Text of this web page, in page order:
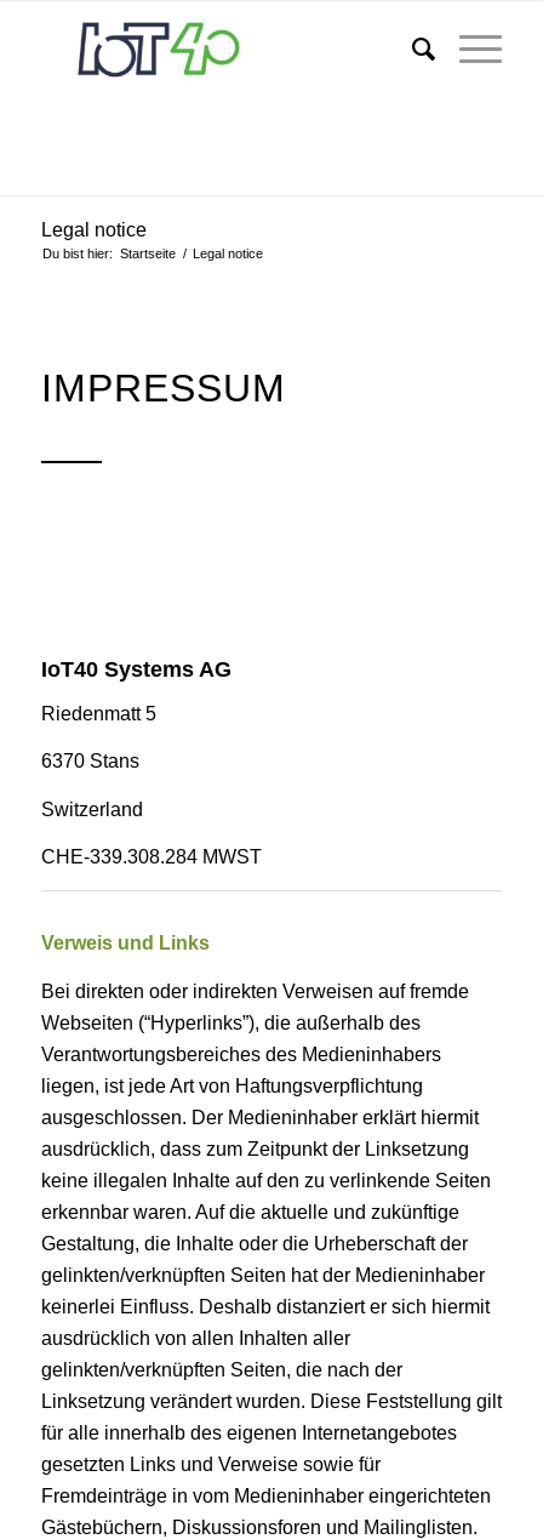
Legal notice
Du bist hier: Startseite / Legal notice
IMPRESSUM
IoT40 Systems AG
Riedenmatt 5
6370 Stans
Switzerland
CHE-339.308.284 MWST
Verweis und Links
Bei direkten oder indirekten Verweisen auf fremde
Webseiten (“Hyperlinks”), die außerhalb des
Verantwortungsbereiches des Medieninhabers
liegen, ist jede Art von Haftungsverpflichtung
ausgeschlossen. Der Medieninhaber erklärt hiermit
ausdrücklich, dass zum Zeitpunkt der Linksetzung
keine illegalen Inhalte auf den zu verlinkende Seiten
erkennbar waren. Auf die aktuelle und zukünftige
Gestaltung, die Inhalte oder die Urheberschaft der
gelinkten/verknüpften Seiten hat der Medieninhaber
keinerlei Einfluss. Deshalb distanziert er sich hiermit
ausdrücklich von allen Inhalten aller
gelinkten/verknüpften Seiten, die nach der
Linksetzung verändert wurden. Diese Feststellung gilt
für alle innerhalb des eigenen Internetangebotes
gesetzten Links und Verweise sowie für
Fremdeinträge in vom Medieninhaber eingerichteten
Gästebüchern, Diskussionsforen und Mailinglisten.